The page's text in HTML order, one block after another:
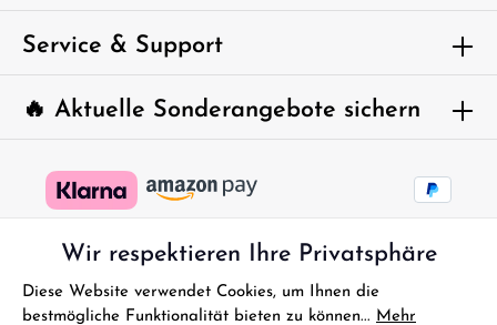
abgebildeten Zeichen ein*
🔥 Aktuelle Sonderangebote sichern
Service & Support
Wir respektieren Ihre Privatsphäre
Diese Website verwendet Cookies, um Ihnen die
bestmögliche Funktionalität bieten zu können... Mehr